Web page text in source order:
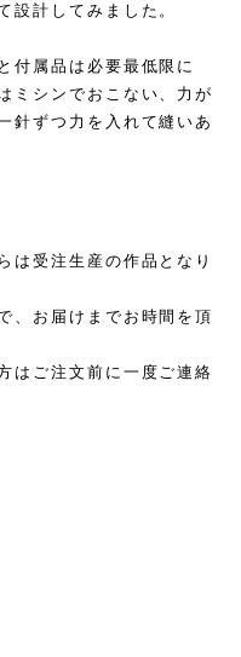
設計してみました。
付属品は必要最低限に
ミシンでおこない、力が
針ずつ力を入れて縫いあ
は受注生産の作品となり
、お届けまでお時間を頂
はご注文前に一度ご連絡